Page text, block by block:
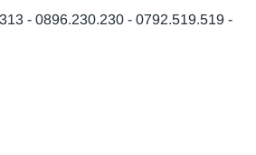
- 0896.230.230 - 0792.519.519 -